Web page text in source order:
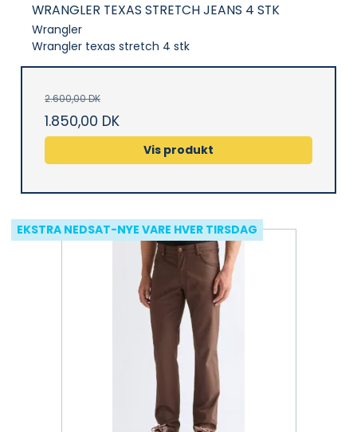
WRANGLER TEXAS STRETCH JEANS 4 STK
Wrangler
Wrangler texas stretch 4 stk
2.600,00 DK
1.850,00 DK
Vis produkt
EKSTRA NEDSAT-NYE VARE HVER TIRSDAG